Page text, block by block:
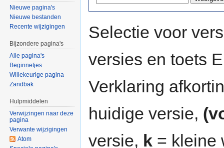
Selectie voor
versies en toets
Verklaring
huidige versie,
versie, k = kleine
Nieuwe pagina's
Nieuwe bestanden
Recente wijzigingen
Bijzondere pagina's
Alle pagina's
Beginnetjes
Willekeurige pagina
Zandbak
Hulpmiddelen
Verwijzingen naar deze
pagina
Verwante wijzigingen
Atom